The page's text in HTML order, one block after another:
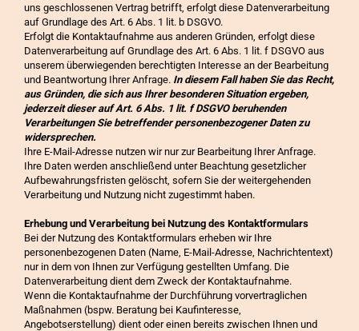
uns geschlossenen Vertrag betrifft, erfolgt diese Datenverarbeitung
auf Grundlage des Art. 6 Abs. 1 lit. b DSGVO.
Erfolgt die Kontaktaufnahme aus anderen Gründen, erfolgt diese
Datenverarbeitung auf Grundlage des Art. 6 Abs. 1 lit. f DSGVO aus
unserem überwiegenden berechtigten Interesse an der Bearbeitung
und Beantwortung Ihrer Anfrage. In diesem Fall haben Sie das Recht,
aus Gründen, die sich aus Ihrer besonderen Situation ergeben,
jederzeit dieser auf Art. 6 Abs. 1 lit. f DSGVO beruhenden
Verarbeitungen Sie betreffender personenbezogener Daten zu
widersprechen.
Ihre E-Mail-Adresse nutzen wir nur zur Bearbeitung Ihrer Anfrage.
Ihre Daten werden anschließend unter Beachtung gesetzlicher
Aufbewahrungsfristen gelöscht, sofern Sie der weitergehenden
Verarbeitung und Nutzung nicht zugestimmt haben.
Erhebung und Verarbeitung bei Nutzung des Kontaktformulars
Bei der Nutzung des Kontaktformulars erheben wir Ihre
personenbezogenen Daten (Name, E-Mail-Adresse, Nachrichtentext)
nur in dem von Ihnen zur Verfügung gestellten Umfang. Die
Datenverarbeitung dient dem Zweck der Kontaktaufnahme.
Wenn die Kontaktaufnahme der Durchführung vorvertraglichen
Maßnahmen (bspw. Beratung bei Kaufinteresse,
Angebotserstellung) dient oder einen bereits zwischen Ihnen und